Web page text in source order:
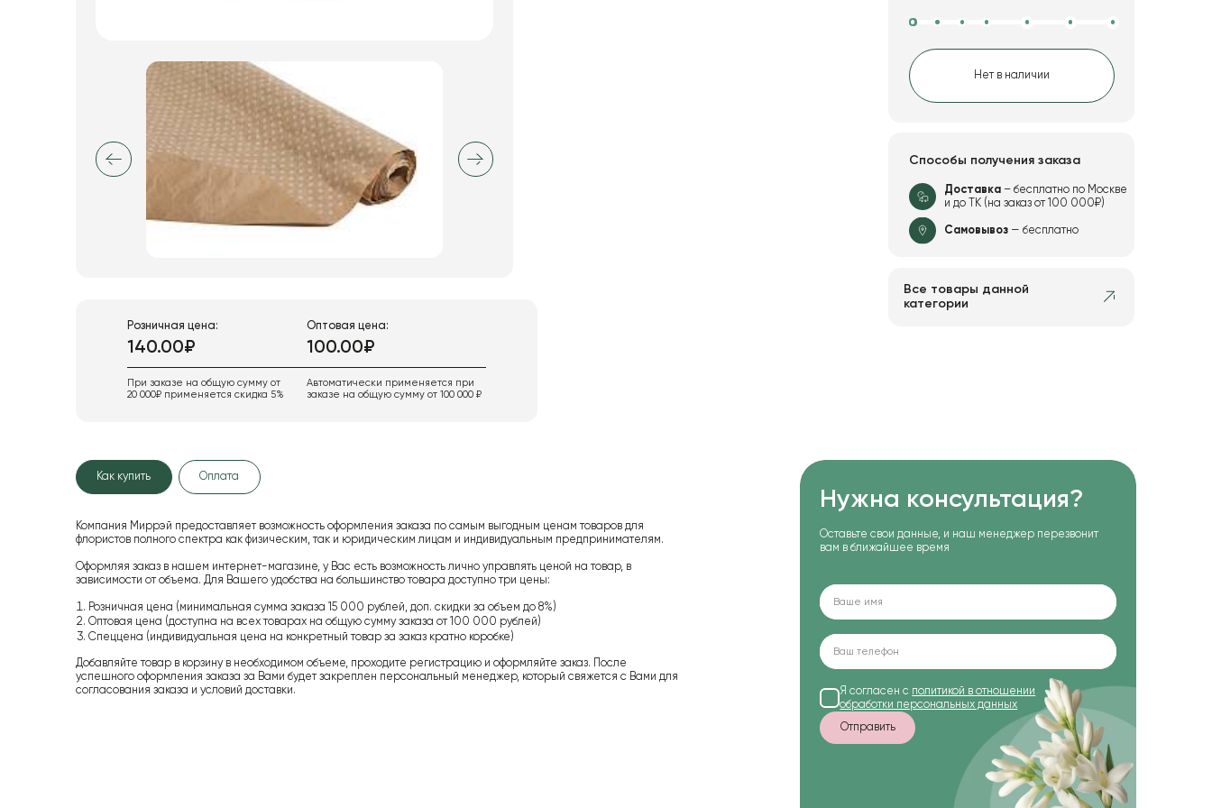
Игрушки мягкие
Изделия из металла
Розничная цена:
140.00₽
При заказе на общую сумму от
20 000₽ применяется скидка 5%
Оптовая цена:
100.00₽
Автоматически применяется при
заказе на общую сумму от 100 000 ₽
Нет в наличии
Способы получения заказа
Доставка– бесплатно по Москве
и до ТК (на заказ от 100 000₽)
Самовывоз— бесплатно
Все товары данной
категории
Как купить Оплата
Компания Миррэй предоставляет возможность оформления заказа по самым выгодным ценам товаров для
флористов полного спектра как физическим, так и юридическим лицам и индивидуальным предпринимателям.
Оформляя заказ в нашем интернет-магазине, у Вас есть возможность лично управлять ценой на товар, в
зависимости от объема. Для Вашего удобства на большинство товара доступно три цены:
Розничная цена (минимальная сумма заказа 15 000 рублей, доп. скидки за объем до 8%)
Оптовая цена (доступна на всех товарах на общую сумму заказа от 100 000 рублей)
Спеццена (индивидуальная цена на конкретный товар за заказ кратно коробке)
Добавляйте товар в корзину в необходимом объеме, проходите регистрацию и оформляйте заказ. После
успешного оформления заказа за Вами будет закреплен персональный менеджер, который свяжется с Вами для
согласования заказа и условий доставки.
Нужна консультация?
Оставьте свои данные, и наш менеджер перезвонит
вам в ближайшее время
Я согласен с политикой в отношении
обработки персональных данных
Отправить